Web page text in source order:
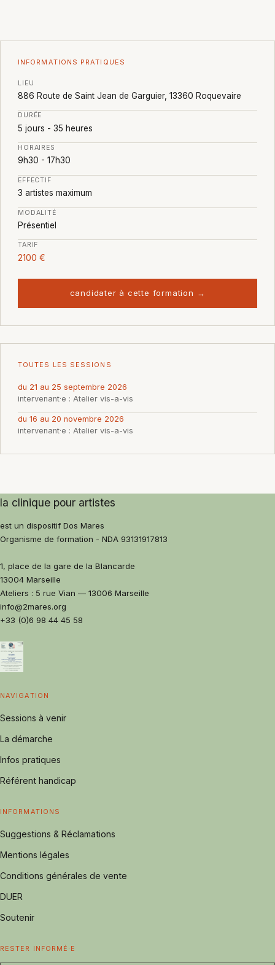
INFORMATIONS PRATIQUES
LIEU
886 Route de Saint Jean de Garguier, 13360 Roquevaire
DURÉE
5 jours - 35 heures
HORAIRES
9h30 - 17h30
EFFECTIF
3 artistes maximum
MODALITÉ
Présentiel
TARIF
2100 €
candidater à cette formation →
TOUTES LES SESSIONS
du 21 au 25 septembre 2026
intervenant·e : Atelier vis-a-vis
du 16 au 20 novembre 2026
intervenant·e : Atelier vis-a-vis
la clinique pour artistes
est un dispositif Dos Mares
Organisme de formation - NDA 93131917813
1, place de la gare de la Blancarde
13004 Marseille
Ateliers : 5 rue Vian — 13006 Marseille
info@2mares.org
+33 (0)6 98 44 45 58
NAVIGATION
Sessions à venir
La démarche
Infos pratiques
Référent handicap
INFORMATIONS
Suggestions & Réclamations
Mentions légales
Conditions générales de vente
DUER
Soutenir
RESTER INFORMÉ·E